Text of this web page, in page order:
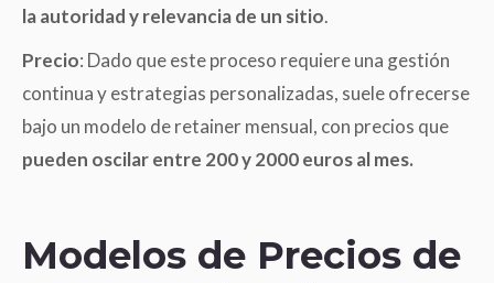
la autoridad y relevancia de un sitio.
Precio: Dado que este proceso requiere una gestión
continua y estrategias personalizadas, suele ofrecerse
bajo un modelo de retainer mensual, con precios que
pueden oscilar entre 200 y 2000 euros al mes.
Modelos de Precios de